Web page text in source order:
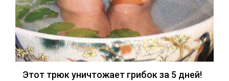
Этот трюк уничтожает грибок за 5 дней!